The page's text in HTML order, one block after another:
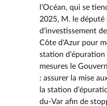
l'Océan, qui se
2025, M. le député
d'investissement
Côte d'Azur pour
station d'épuration
mesures le
: assurer la mise
la station
du-Var afin de